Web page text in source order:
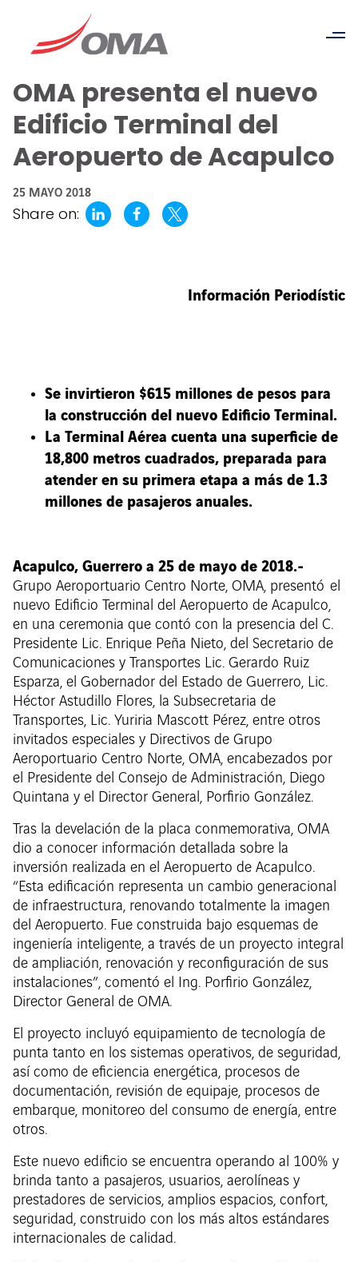
OMA presenta el nuevo
Edificio Terminal del
Aeropuerto de Acapulco
25 MAYO 2018
Share on:
Información Periodístic
Se invirtieron $615 millones de pesos para
la construcción del nuevo Edificio Terminal.
La Terminal Aérea cuenta una superficie de
18,800 metros cuadrados, preparada para
atender en su primera etapa a más de 1.3
millones de pasajeros anuales.
Acapulco, Guerrero a 25 de mayo de 2018.-
Grupo Aeroportuario Centro Norte, OMA, presentó el
nuevo Edificio Terminal del Aeropuerto de Acapulco,
en una ceremonia que contó con la presencia del C.
Presidente Lic. Enrique Peña Nieto, del Secretario de
Comunicaciones y Transportes Lic. Gerardo Ruiz
Esparza, el Gobernador del Estado de Guerrero, Lic.
Héctor Astudillo Flores, la Subsecretaria de
Transportes, Lic. Yuriria Mascott Pérez, entre otros
invitados especiales y Directivos de Grupo
Aeroportuario Centro Norte, OMA, encabezados por
el Presidente del Consejo de Administración, Diego
Quintana y el Director General, Porfirio González.
Tras la develación de la placa conmemorativa, OMA
dio a conocer información detallada sobre la
inversión realizada en el Aeropuerto de Acapulco.
“Esta edificación representa un cambio generacional
de infraestructura, renovando totalmente la imagen
del Aeropuerto. Fue construida bajo esquemas de
ingeniería inteligente, a través de un proyecto integral
de ampliación, renovación y reconfiguración de sus
instalaciones”, comentó el Ing. Porfirio González,
Director General de OMA.
El proyecto incluyó equipamiento de tecnología de
punta tanto en los sistemas operativos, de seguridad,
así como de eficiencia energética, procesos de
documentación, revisión de equipaje, procesos de
embarque, monitoreo del consumo de energía, entre
otros.
Este nuevo edificio se encuentra operando al 100% y
brinda tanto a pasajeros, usuarios, aerolíneas y
prestadores de servicios, amplios espacios, confort,
seguridad, construido con los más altos estándares
internacionales de calidad.